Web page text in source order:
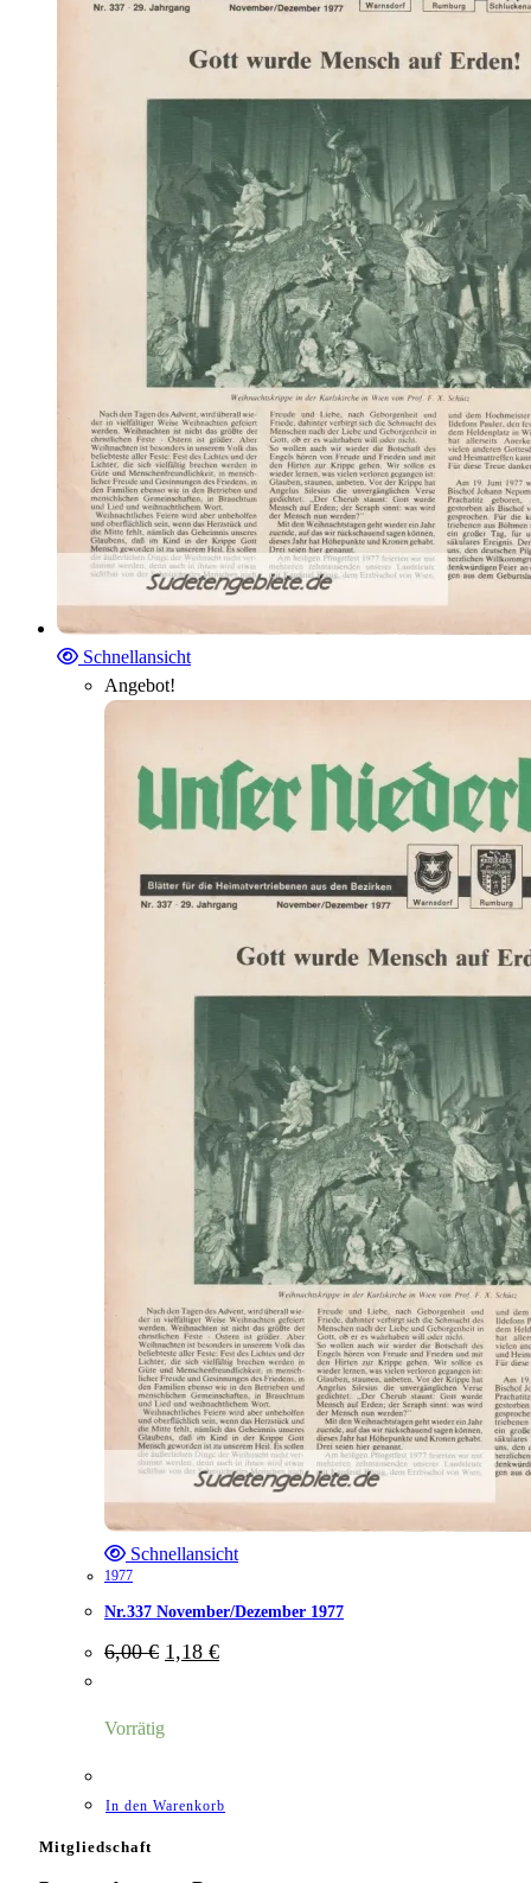
Schnellansicht
Angebot!
Schnellansicht
1977
Nr.337 November/Dezember 1977
6,00€ Ursprünglicher
Preis
1,18 €Aktueller
Preis
Vorrätig
In den Warenkorb
Mitgliedschaft